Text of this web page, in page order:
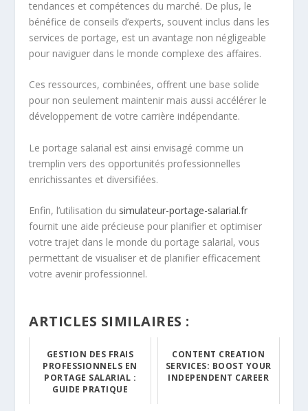
tendances et compétences du marché. De plus, le
bénéfice de conseils d’experts, souvent inclus dans les
services de portage, est un avantage non négligeable
pour naviguer dans le monde complexe des affaires.
Ces ressources, combinées, offrent une base solide
pour non seulement maintenir mais aussi accélérer le
développement de votre carrière indépendante.
Le portage salarial est ainsi envisagé comme un
tremplin vers des opportunités professionnelles
enrichissantes et diversifiées.
Enfin, l’utilisation du simulateur-portage-salarial.fr
fournit une aide précieuse pour planifier et optimiser
votre trajet dans le monde du portage salarial, vous
permettant de visualiser et de planifier efficacement
votre avenir professionnel.
ARTICLES SIMILAIRES :
GESTION DES FRAIS
PROFESSIONNELS EN
PORTAGE SALARIAL :
GUIDE PRATIQUE
CONTENT CREATION
SERVICES: BOOST YOUR
INDEPENDENT CAREER